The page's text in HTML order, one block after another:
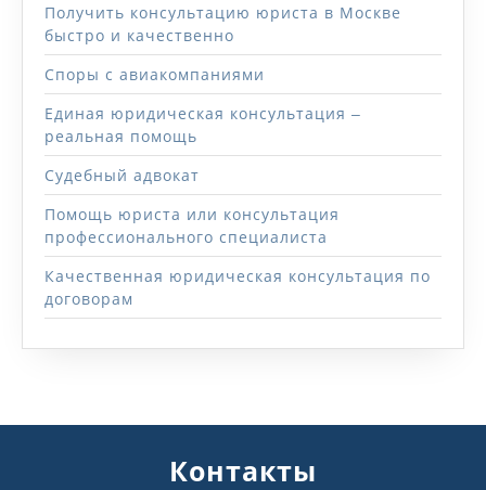
Получить консультацию юриста в Москве
быстро и качественно
Споры с авиакомпаниями
Единая юридическая консультация ‒
реальная помощь
Судебный адвокат
Помощь юриста или консультация
профессионального специалиста
Качественная юридическая консультация по
договорам
Контакты